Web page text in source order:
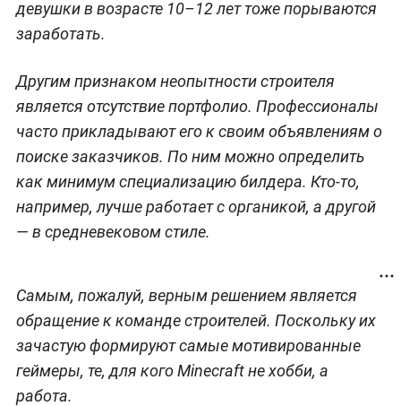
девушки в возрасте 10–12 лет тоже порываются
заработать.
Другим признаком неопытности строителя
является отсутствие портфолио. Профессионалы
часто прикладывают его к своим объявлениям о
поиске заказчиков. По ним можно определить
как минимум специализацию билдера. Кто-то,
например, лучше работает с органикой, а другой
— в средневековом стиле.
Самым, пожалуй, верным решением является
обращение к команде строителей. Поскольку их
зачастую формируют самые мотивированные
геймеры, те, для кого Minecraft не хобби, а
работа.